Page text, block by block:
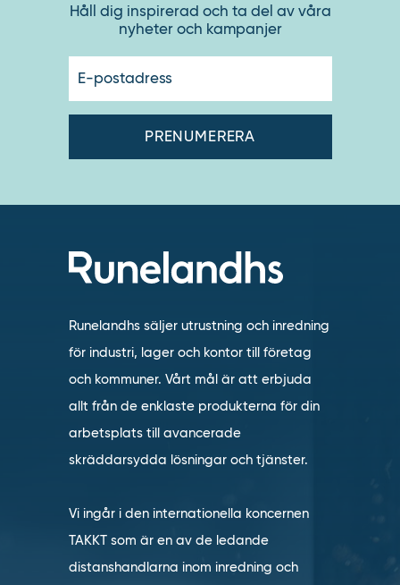
Håll dig inspirerad och ta del av våra
nyheter och kampanjer
Runelandhs säljer utrustning och inredning
för industri, lager och kontor till företag
och kommuner. Vårt mål är att erbjuda
allt från de enklaste produkterna för din
arbetsplats till avancerade
skräddarsydda lösningar och tjänster.
Vi ingår i den internationella koncernen
TAKKT som är en av de ledande
distanshandlarna inom inredning och